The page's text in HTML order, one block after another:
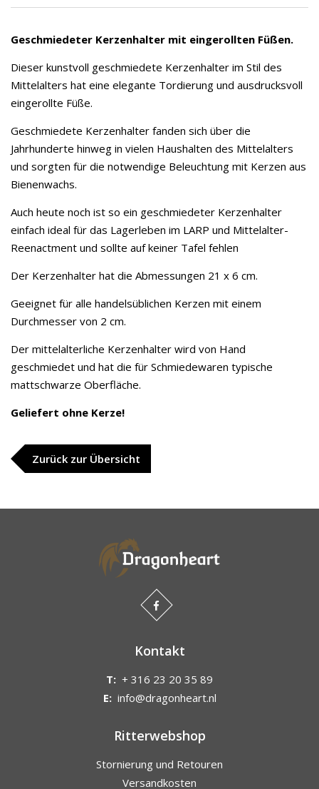
Geschmiedeter Kerzenhalter mit eingerollten Füßen.
Dieser kunstvoll geschmiedete Kerzenhalter im Stil des
Mittelalters hat eine elegante Tordierung und ausdrucksvoll
eingerollte Füße.
Geschmiedete Kerzenhalter fanden sich über die
Jahrhunderte hinweg in vielen Haushalten des Mittelalters
und sorgten für die notwendige Beleuchtung mit Kerzen aus
Bienenwachs.
Auch heute noch ist so ein geschmiedeter Kerzenhalter
einfach ideal für das Lagerleben im LARP und Mittelalter-
Reenactment und sollte auf keiner Tafel fehlen
Der Kerzenhalter hat die Abmessungen 21 x 6 cm.
Geeignet für alle handelsüblichen Kerzen mit einem
Durchmesser von 2 cm.
Der mittelalterliche Kerzenhalter wird von Hand
geschmiedet und hat die für Schmiedewaren typische
mattschwarze Oberfläche.
Geliefert ohne Kerze!
Zurück zur Übersicht
Kontakt
T: + 316 23 20 35 89
E: info@dragonheart.nl
Ritterwebshop
Stornierung und Retouren
Versandkosten